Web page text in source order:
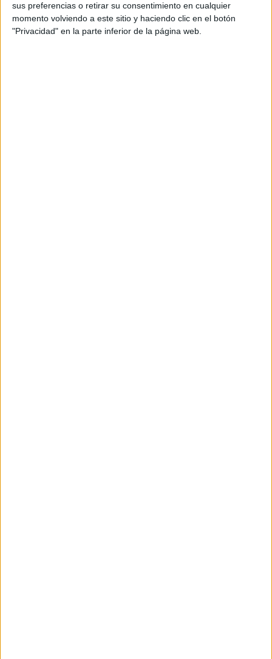
sus preferencias o retirar su consentimiento en cualquier
momento volviendo a este sitio y haciendo clic en el botón
"Privacidad" en la parte inferior de la página web.
Amb aquesta primera posada en escena la
productora teatral vol presentar-se en societat i